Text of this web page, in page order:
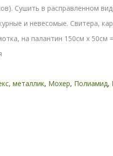
Сушить в расправленном
и невесомые. Свитера,
на палантин 150см х
металлик, Мохер, Полиамид,